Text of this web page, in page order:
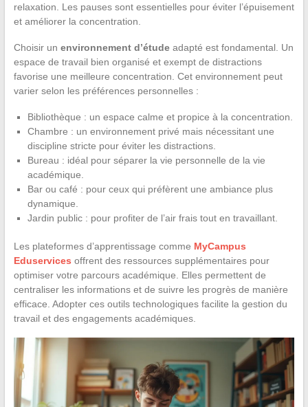
relaxation. Les pauses sont essentielles pour éviter l’épuisement
et améliorer la concentration.
Choisir un environnement d’étudeadapté est fondamental. Un
espace de travail bien organisé et exempt de distractions
favorise une meilleure concentration. Cet environnement peut
varier selon les préférences personnelles :
Bibliothèque : un espace calme et propice à la concentration.
Chambre : un environnement privé mais nécessitant une
discipline stricte pour éviter les distractions.
Bureau : idéal pour séparer la vie personnelle de la vie
académique.
Bar ou café : pour ceux qui préfèrent une ambiance plus
dynamique.
Jardin public : pour profiter de l’air frais tout en travaillant.
Les plateformes d’apprentissage comme MyCampus
Eduservices offrent des ressources supplémentaires pour
optimiser votre parcours académique. Elles permettent de
centraliser les informations et de suivre les progrès de manière
efficace. Adopter ces outils technologiques facilite la gestion du
travail et des engagements académiques.